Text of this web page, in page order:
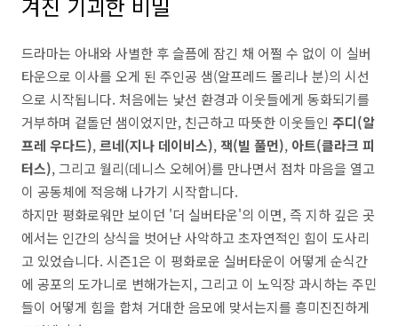
드라마는 아내와 사별한 후 슬픔에 잠긴 채 어쩔 수 없이 이 실버
타운으로 이사를 오게 된 주인공 샘(알프레드 몰리나 분)의 시선
으로 시작됩니다. 처음에는 낯선 환경과 이웃들에게 동화되기를
거부하며 겉돌던 샘이었지만, 친근하고 따뜻한 이웃들인 주디(알
프레 우다드),르네(지나 데이비스), 잭(빌 풀먼), 아트(클라크 피
터스), 그리고 월리(데니스 오헤어)를 만나면서 점차 마음을 열고
이 공동체에 적응해 나가기 시작합니다.
하지만 평화로워만 보이던 '더 실버타운'의 이면, 즉 지하 깊은 곳
에서는 인간의 상식을 벗어난 사악하고 초자연적인 힘이 도사리
고 있었습니다. 시즌1은 이 평화로운 실버타운이 어떻게 순식간
에 공포의 도가니로 변해가는지, 그리고 이 노익장 과시하는 주민
들이 어떻게 힘을 합쳐 거대한 음모에 맞서는지를 흥미진진하게